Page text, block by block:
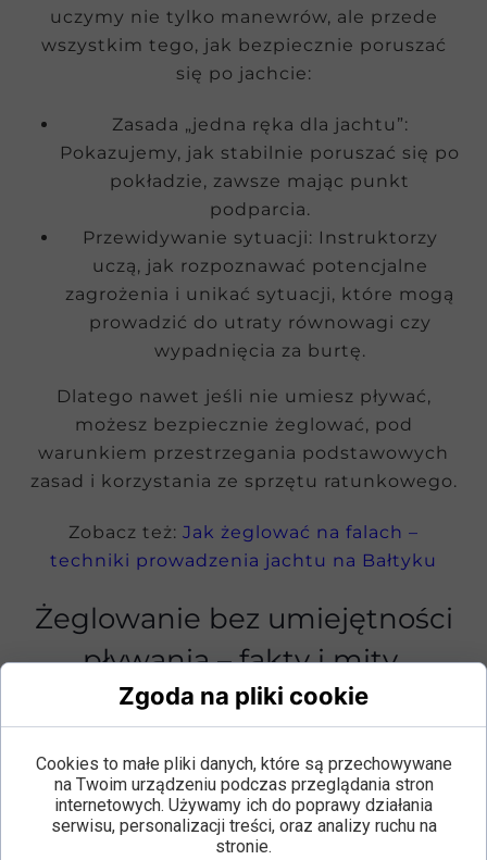
uczymy nie tylko manewrów, ale przede
wszystkim tego, jak bezpiecznie poruszać
się po jachcie:
Zasada „jedna ręka dla jachtu”:
Pokazujemy, jak stabilnie poruszać się po
pokładzie, zawsze mając punkt
podparcia.
Przewidywanie sytuacji: Instruktorzy
uczą, jak rozpoznawać potencjalne
zagrożenia i unikać sytuacji, które mogą
prowadzić do utraty równowagi czy
wypadnięcia za burtę.
Dlatego nawet jeśli nie umiesz pływać,
możesz bezpiecznie żeglować, pod
warunkiem przestrzegania podstawowych
zasad i korzystania ze sprzętu ratunkowego.
Zobacz też: Jak żeglować na falach –
techniki prowadzenia jachtu na Bałtyku
Żeglowanie bez umiejętności
pływania – fakty i mity
Mit Fakt
„Egzaminator każe mi
wskoczyć do wody i
przepłynąć określony
dystans, żeby zaliczyć
Brak sprawdzianu
PZŻ ocenia wyłącznie
umiejętność manewrowania
przez cały kurs zostajesz na
Zgoda na pliki cookie
Cookies to małe pliki danych, które są przechowywane
na Twoim urządzeniu podczas przeglądania stron
internetowych. Używamy ich do poprawy działania
serwisu, personalizacji treści, oraz analizy ruchu na
stronie.